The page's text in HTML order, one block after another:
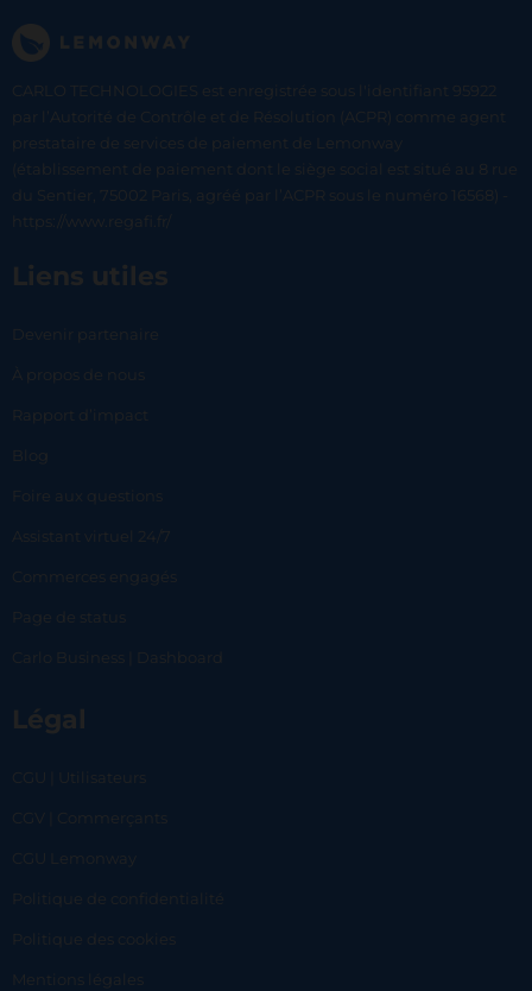
CARLO TECHNOLOGIES est enregistrée sous l'identifiant 95922
par l’Autorité de Contrôle et de Résolution (ACPR) comme agent
prestataire de services de paiement de Lemonway
(établissement de paiement dont le siège social est situé au 8 rue
du Sentier, 75002 Paris, agréé par l’ACPR sous le numéro 16568) -
https://www.regafi.fr/
Liens utiles
Devenir partenaire
À propos de nous
Rapport d’impact
Blog
Foire aux questions
Assistant virtuel 24/7
Commerces engagés
Page de status
Carlo Business | Dashboard
Légal
CGU | Utilisateurs
CGV | Commerçants
CGU Lemonway
Politique de confidentialité
Politique des cookies
Mentions légales